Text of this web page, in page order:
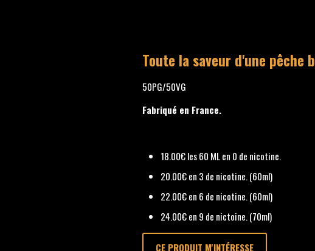
Toute la saveur d'une pêche
50PG/50VG
Fabriqué en France.
18.00€ les 60 ML en 0 de nicotine.
20.00€ en 3 de nicotine. (60ml)
22.00€ en 6 de nicotine. (60ml)
24.00€ en 9 de nictoine. (70ml)
CE PRODUIT M'INTÉRESSE